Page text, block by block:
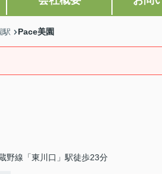
駅 Pace美園
野線「東川口」駅徒歩23分